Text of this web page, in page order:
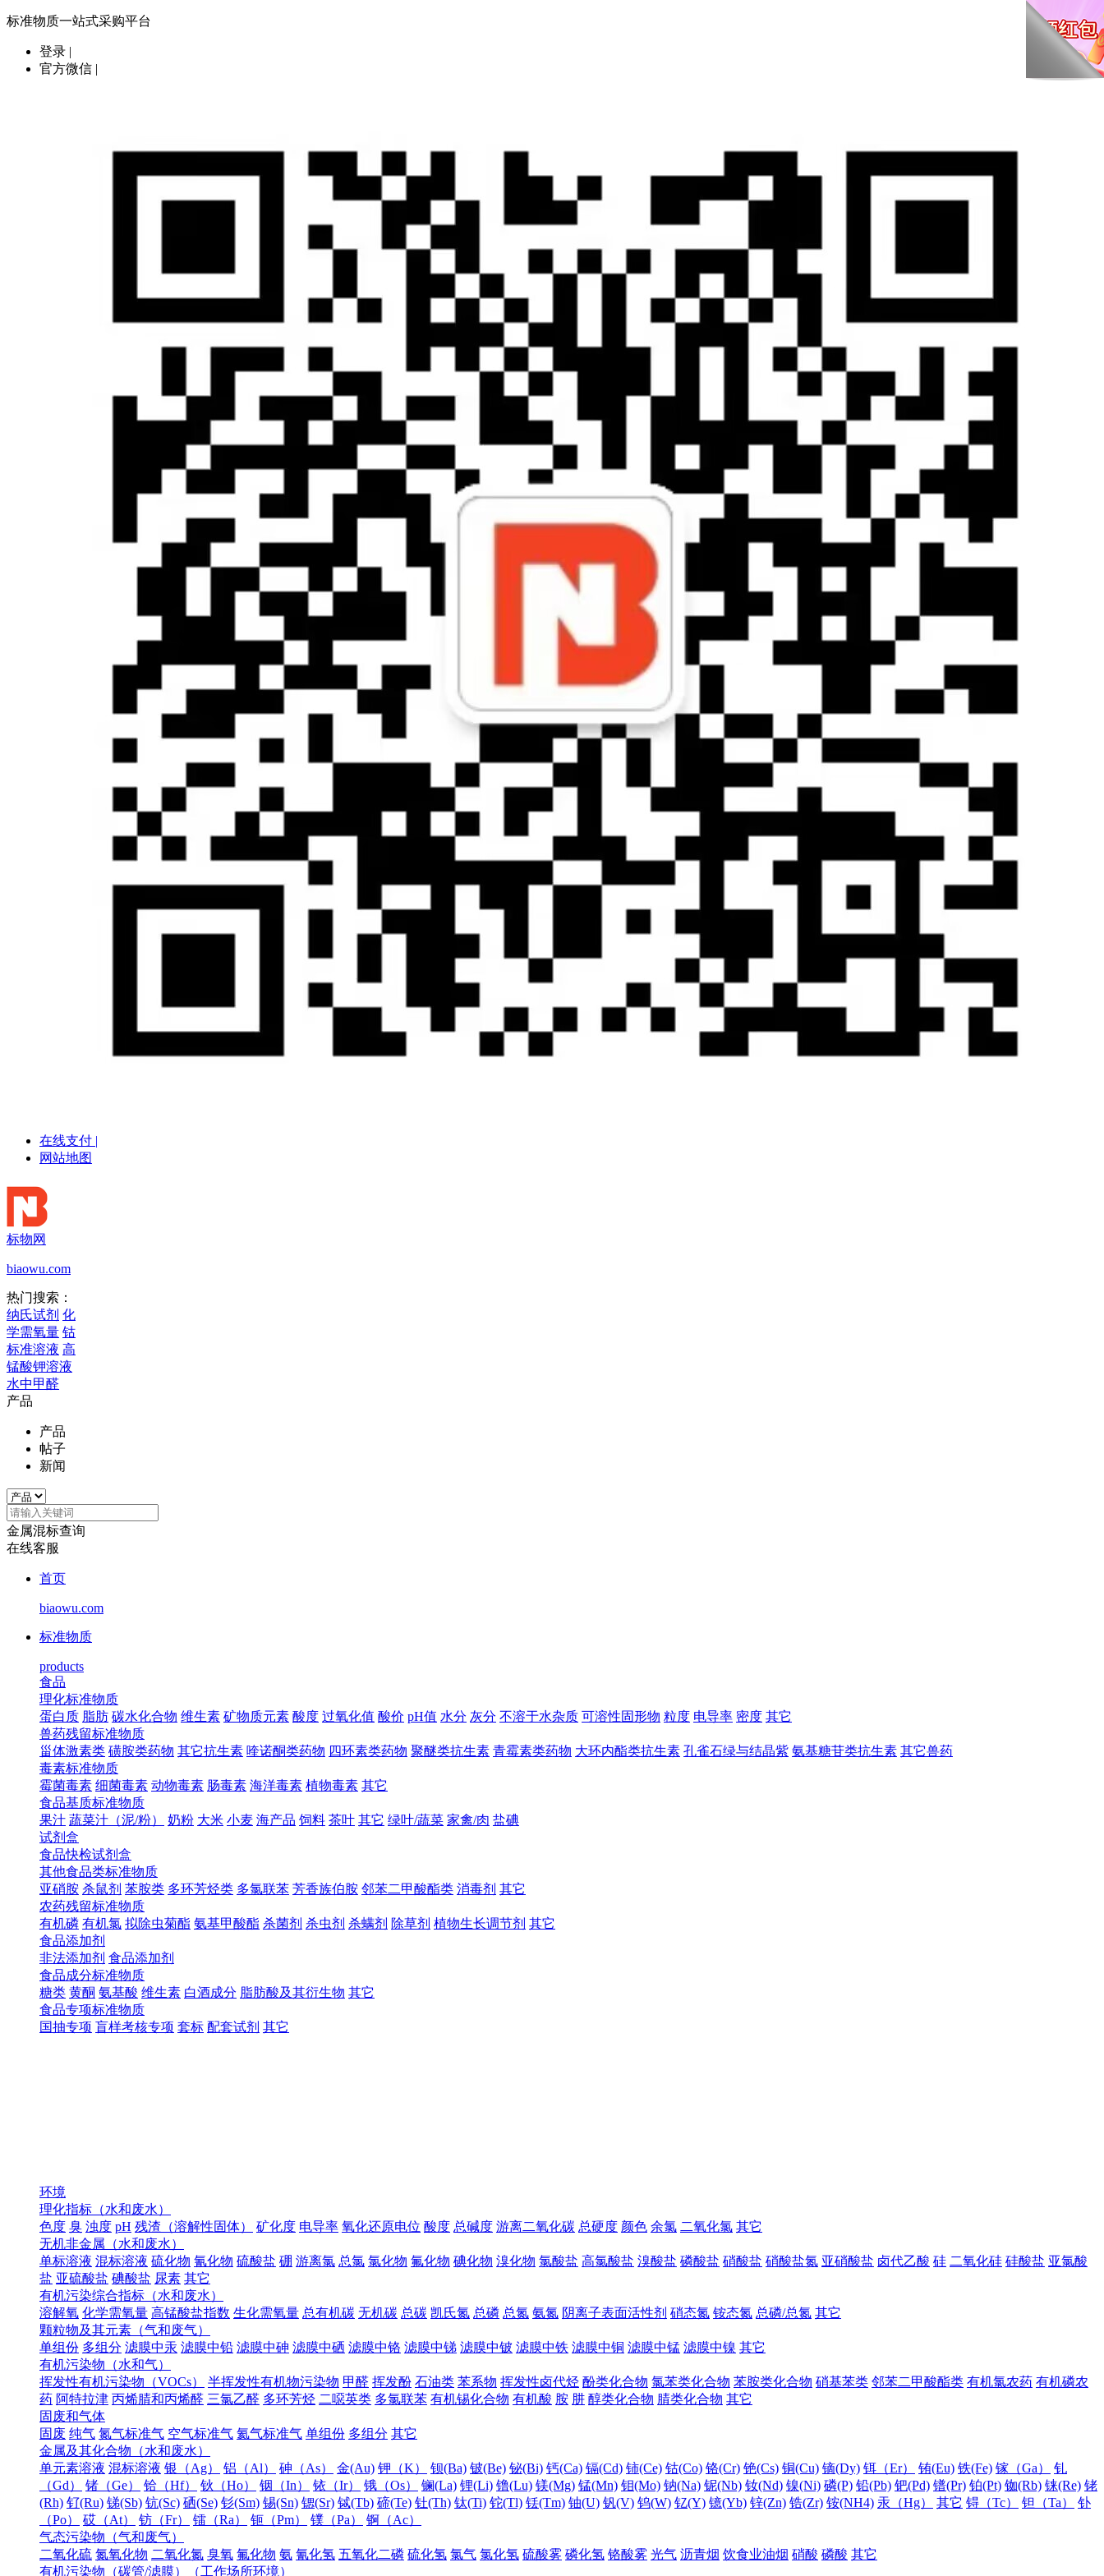
标准物质一站式采购平台
登录 |
官方微信 |
在线支付 |
网站地图
标物网
biaowu.com
热门搜索：
纳氏试剂 化
学需氧量 钴
标准溶液 高
锰酸钾溶液
水中甲醛
产品
产品
帖子
新闻
金属混标查询
在线客服
首页
biaowu.com
标准物质
products
食品
理化标准物质
蛋白质 脂肪 碳水化合物 维生素 矿物质元素 酸度 过氧化值 酸价 pH值 水分 灰分 不溶于水杂质 可溶性固形物 粒度 电导率 密度 其它
兽药残留标准物质
甾体激素类 磺胺类药物 其它抗生素 喹诺酮类药物 四环素类药物 聚醚类抗生素 青霉素类药物 大环内酯类抗生素 孔雀石绿与结晶紫 氨基糖苷类抗生素 其它兽药
毒素标准物质
霉菌毒素 细菌毒素 动物毒素 肠毒素 海洋毒素 植物毒素 其它
食品基质标准物质
果汁 蔬菜汁（泥/粉） 奶粉 大米 小麦 海产品 饲料 茶叶 其它 绿叶/蔬菜 家禽/肉 盐碘
试剂盒
食品快检试剂盒
其他食品类标准物质
亚硝胺 杀鼠剂 苯胺类 多环芳烃类 多氯联苯 芳香族伯胺 邻苯二甲酸酯类 消毒剂 其它
农药残留标准物质
有机磷 有机氯 拟除虫菊酯 氨基甲酸酯 杀菌剂 杀虫剂 杀螨剂 除草剂 植物生长调节剂 其它
食品添加剂
非法添加剂 食品添加剂
食品成分标准物质
糖类 黄酮 氨基酸 维生素 白酒成分 脂肪酸及其衍生物 其它
食品专项标准物质
国抽专项 盲样考核专项 套标 配套试剂 其它
环境
理化指标（水和废水）
色度 臭 浊度 pH 残渣（溶解性固体） 矿化度 电导率 氧化还原电位 酸度 总碱度 游离二氧化碳 总硬度 颜色 余氯 二氧化氯 其它
无机非金属（水和废水）
单标溶液 混标溶液 硫化物 氰化物 硫酸盐 硼 游离氯 总氯 氯化物 氟化物 碘化物 溴化物 氯酸盐 高氯酸盐 溴酸盐 磷酸盐 硝酸盐 硝酸盐氮 亚硝酸盐 卤代乙酸 硅 二氧化硅 硅酸盐 亚氯酸
盐 亚硫酸盐 碘酸盐 尿素 其它
有机污染综合指标（水和废水）
溶解氧 化学需氧量 高锰酸盐指数 生化需氧量 总有机碳 无机碳 总碳 凯氏氮 总磷 总氮 氨氮 阴离子表面活性剂 硝态氮 铵态氮 总磷/总氮 其它
颗粒物及其元素（气和废气）
单组份 多组分 滤膜中汞 滤膜中铅 滤膜中砷 滤膜中硒 滤膜中铬 滤膜中锑 滤膜中铍 滤膜中铁 滤膜中铜 滤膜中锰 滤膜中镍 其它
有机污染物（水和气）
挥发性有机污染物（VOCs）
半挥发性有机物污染物 甲醛 挥发酚 石油类 苯系物 挥发性卤代烃 酚类化合物 氯苯类化合物 苯胺类化合物 硝基苯类 邻苯二甲酸酯类 有机氯农药 有机磷农
药 阿特拉津 丙烯腈和丙烯醛 三氯乙醛 多环芳烃 二噁英类 多氯联苯 有机锡化合物 有机酸 胺 肼 醇类化合物 腈类化合物 其它
固废和气体
固废 纯气 氮气标准气 空气标准气 氦气标准气 单组份 多组分 其它
金属及其化合物（水和废水）
单元素溶液 混标溶液 银（Ag） 铝（Al） 砷（As） 金(Au) 钾（K） 钡(Ba) 铍(Be) 铋(Bi) 钙(Ca) 镉(Cd) 铈(Ce) 钴(Co) 铬(Cr) 铯(Cs) 铜(Cu) 镝(Dy) 铒（Er） 铕(Eu) 铁(Fe) 镓（Ga）
钆
（Gd）
锗（Ge） 铪（Hf） 钬（Ho） 铟（In） 铱（Ir） 锇（Os） 镧(La) 锂(Li) 镥(Lu) 镁(Mg) 锰(Mn) 钼(Mo) 钠(Na) 铌(Nb) 钕(Nd) 镍(Ni) 磷(P) 铅(Pb) 钯(Pd) 镨(Pr) 铂(Pt) 铷(Rb) 铼(Re) 铑
(Rh) 钌(Ru) 锑(Sb) 钪(Sc) 硒(Se) 钐(Sm) 锡(Sn) 锶(Sr) 铽(Tb) 碲(Te) 钍(Th) 钛(Ti) 铊(Tl) 铥(Tm) 铀(U) 钒(V) 钨(W) 钇(Y) 镱(Yb) 锌(Zn) 锆(Zr) 铵(NH4) 汞（Hg） 其它 锝（Tc） 钽（Ta）
钋
（Po）
砹（At） 钫（Fr） 镭（Ra） 钷（Pm） 镤（Pa）
锕（Ac）
气态污染物（气和废气）
二氧化硫 氮氧化物 二氧化氮 臭氧 氟化物 氨 氰化氢 五氧化二磷 硫化氢 氯气 氯化氢 硫酸雾 磷化氢 铬酸雾 光气 沥青烟 饮食业油烟 硝酸 磷酸 其它
有机污染物（碳管/滤膜）（工作场所环境）